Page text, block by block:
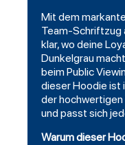
Mit dem
Team-Schriftzug
klar, wo deine
Dunkelgrau
beim Public
dieser Hoodie ist
der
und passt sich
Warum dieser